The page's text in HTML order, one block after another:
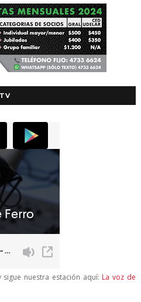
nuestra estación aquí: La voz de